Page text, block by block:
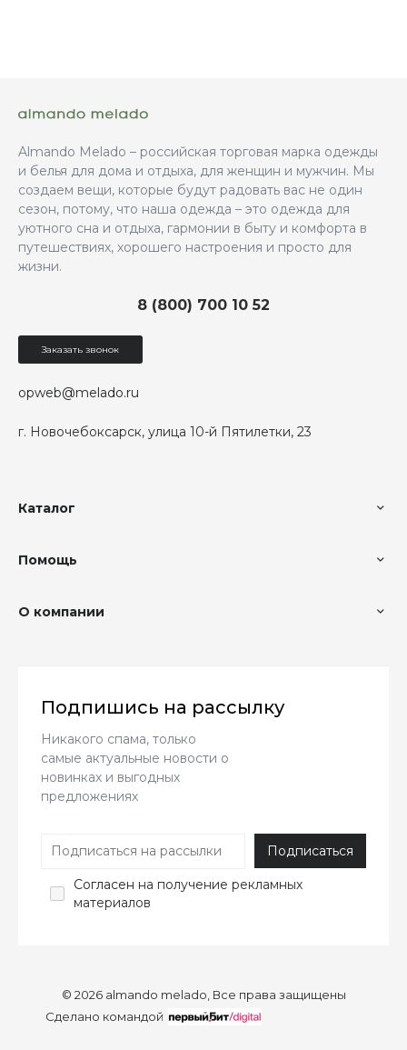
Almando Melado – российская торговая марка одежды
и белья для дома и отдыха, для женщин и мужчин. Мы
создаем вещи, которые будут радовать вас не один
сезон, потому, что наша одежда – это одежда для
уютного сна и отдыха, гармонии в быту и комфорта в
путешествиях, хорошего настроения и просто для
жизни.
г. Новочебоксарск, улица 10-й Пятилетки, 23
8 (800) 700 10 52
opweb@melado.ru
Заказать звонок
Каталог
Помощь
О компании
Подпишись на рассылку
Никакого спама, только
самые актуальные новости о
новинках и выгодных
предложениях
Согласен на получение рекламных
материалов
© 2026 almando melado, Все права защищены
Сделано командой